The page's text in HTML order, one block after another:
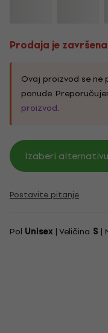
Prodaja je završena
Ovaj proizvod se ne
ponude.
proizvod.
Izaberi
Postavite pitanje
Pol Unisex | Veličina S |